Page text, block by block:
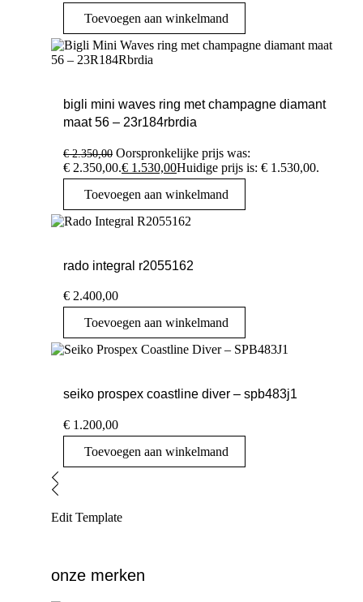
Toevoegen aan winkelmand
bigli mini waves ring met champagne diamant
maat 56 – 23r184rbrdia
€2.350,00 Oorspronkelijke prijs was:
€ 2.350,00.€ 1.530,00Huidige prijs is: € 1.530,00.
Toevoegen aan winkelmand
rado integral r2055162
€ 2.400,00
Toevoegen aan winkelmand
seiko prospex coastline diver – spb483j1
€ 1.200,00
Toevoegen aan winkelmand
Edit Template
onze merken